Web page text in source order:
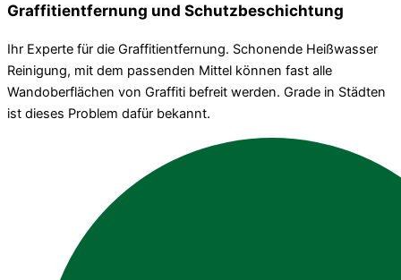
Graffitientfernung und Schutzbeschichtung
Ihr Experte für die Graffitientfernung. Schonende Heißwasser
Reinigung, mit dem passenden Mittel können fast alle
Wandoberflächen von Graffiti befreit werden. Grade in Städten
ist dieses Problem dafür bekannt.